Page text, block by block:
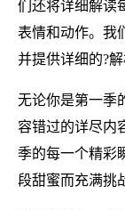
们还将详细解读
表情和动作。我
并提供详细的?
无论你是第一季
容错过的详尽内
季的每一个精彩
段甜蜜而充满挑